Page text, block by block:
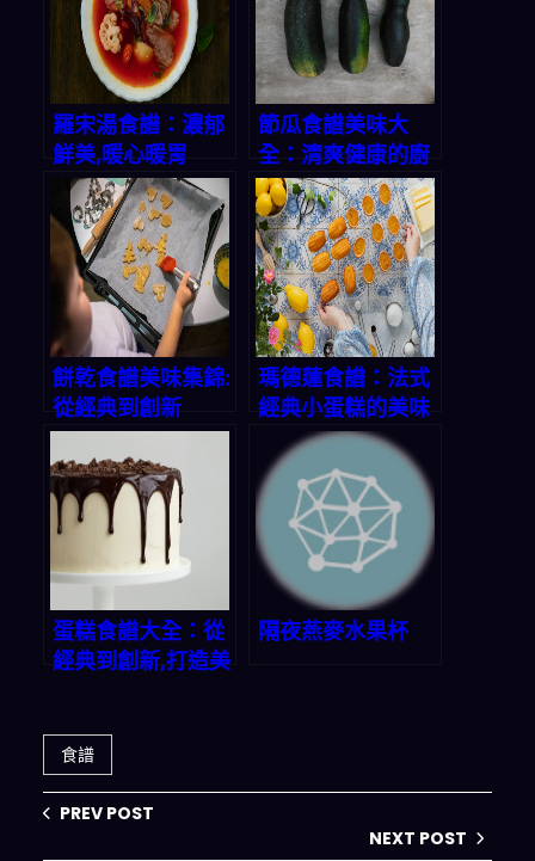
羅宋湯食譜：濃郁
鮮美,暖心暖胃
節瓜食譜美味大
全：清爽健康的廚
房寶藏
餅乾食譜美味集錦:
從經典到創新
瑪德蓮食譜：法式
經典小蛋糕的美味
秘方
蛋糕食譜大全：從
經典到創新,打造美
隔夜燕麥水果杯
食譜
PREV POST
NEXT POST